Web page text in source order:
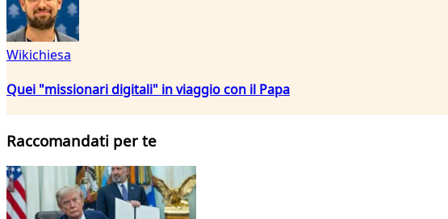
Wikichiesa
Quei "missionari digitali" in viaggio con il Papa
Raccomandati per te